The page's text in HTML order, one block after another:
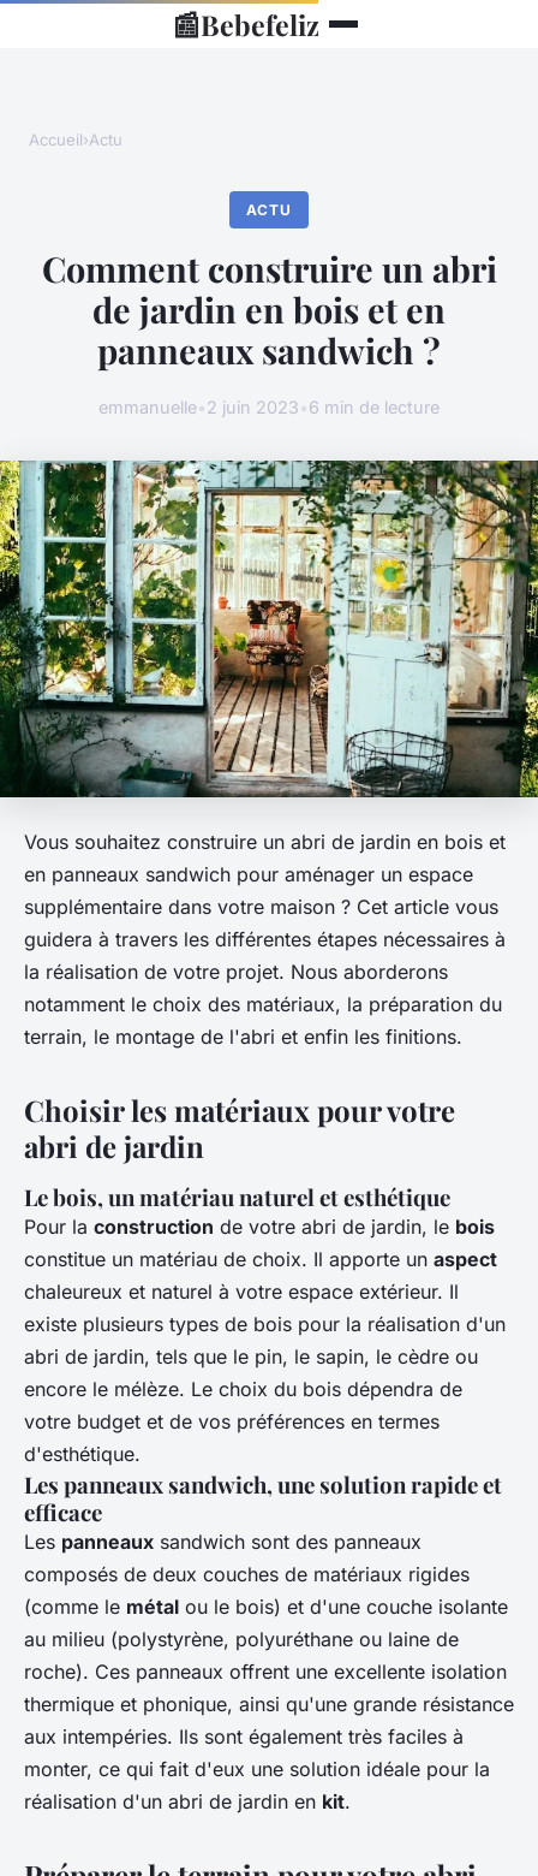
📰Bebefeliz
Accueil›Actu
ACTU
Comment construire un abri
de jardin en bois et en
panneaux sandwich ?
emmanuelle•2 juin 2023•6 min de lecture
Vous souhaitez construire un abri de jardin en bois et
en panneaux sandwich pour aménager un espace
supplémentaire dans votre maison ? Cet article vous
guidera à travers les différentes étapes nécessaires à
la réalisation de votre projet. Nous aborderons
notamment le choix des matériaux, la préparation du
terrain, le montage de l'abri et enfin les finitions.
Choisir les matériaux pour votre
abri de jardin
Le bois, un matériau naturel et esthétique
Pour la construction de votre abri de jardin, le bois
constitue un matériau de choix. Il apporte un aspect
chaleureux et naturel à votre espace extérieur. Il
existe plusieurs types de bois pour la réalisation d'un
abri de jardin, tels que le pin, le sapin, le cèdre ou
encore le mélèze. Le choix du bois dépendra de
votre budget et de vos préférences en termes
d'esthétique.
Les panneaux sandwich, une solution rapide et
efficace
Les panneaux sandwich sont des panneaux
composés de deux couches de matériaux rigides
(comme le métal ou le bois) et d'une couche isolante
au milieu (polystyrène, polyuréthane ou laine de
roche). Ces panneaux offrent une excellente isolation
thermique et phonique, ainsi qu'une grande résistance
aux intempéries. Ils sont également très faciles à
monter, ce qui fait d'eux une solution idéale pour la
réalisation d'un abri de jardin en kit.